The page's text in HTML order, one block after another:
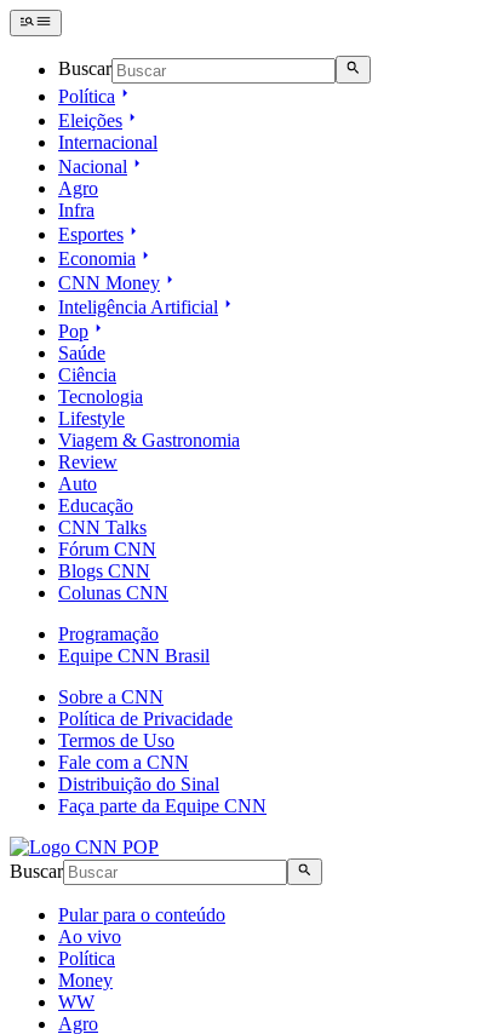
Buscar
Política
Eleições
Internacional
Nacional
Agro
Infra
Esportes
Economia
CNN Money
Inteligência Artificial
Pop
Saúde
Ciência
Tecnologia
Lifestyle
Viagem & Gastronomia
Review
Auto
Educação
CNN Talks
Fórum CNN
Blogs CNN
Colunas CNN
Programação
Equipe CNN Brasil
Sobre a CNN
Política de Privacidade
Termos de Uso
Fale com a CNN
Distribuição do Sinal
Faça parte da Equipe CNN
Buscar
Pular para o conteúdo
Ao vivo
Política
Money
WW
Agro